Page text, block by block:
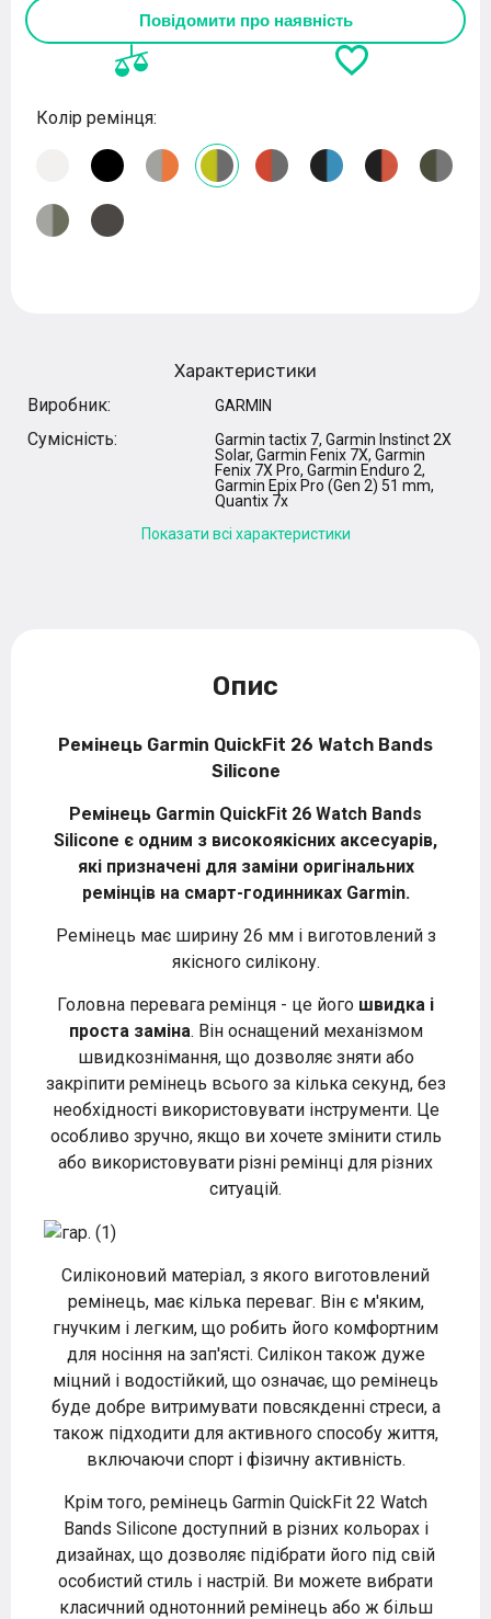
Повідомити про наявність
Колір ремінця:
Характеристики
Виробник:
GARMIN
Сумісність:
Garmin tactix 7, Garmin Instinct 2X
Solar, Garmin Fenix 7X, Garmin
Fenix 7X Pro, Garmin Enduro 2,
Garmin Epix Pro (Gen 2) 51 mm,
Quantix 7x
Показати всі характеристики
Опис
Ремінець Garmin QuickFit 26 Watch Bands
Silicone
Ремінець Garmin QuickFit 26 Watch Bands
Silicone є одним з високоякісних аксесуарів,
які призначені для заміни оригінальних
ремінців на смарт-годинниках Garmin.
Ремінець має ширину 26 мм і виготовлений з
якісного силікону.
Головна перевага ремінця - це його швидка і
проста заміна. Він оснащений механізмом
швидкознімання, що дозволяє зняти або
закріпити ремінець всього за кілька секунд, без
необхідності використовувати інструменти. Це
особливо зручно, якщо ви хочете змінити стиль
або використовувати різні ремінці для різних
ситуацій.
Силіконовий матеріал, з якого виготовлений
ремінець, має кілька переваг. Він є м'яким,
гнучким і легким, що робить його комфортним
для носіння на зап'ясті. Силікон також дуже
міцний і водостійкий, що означає, що ремінець
буде добре витримувати повсякденні стреси, а
також підходити для активного способу життя,
включаючи спорт і фізичну активність.
Крім того, ремінець Garmin QuickFit 22 Watch
Bands Silicone доступний в різних кольорах і
дизайнах, що дозволяє підібрати його під свій
особистий стиль і настрій. Ви можете вибрати
класичний однотонний ремінець або ж більш